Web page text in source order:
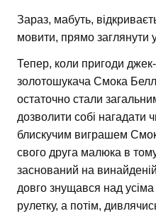
Зараз, мабуть,
мовити, прямо заглянути у
Тепер, коли пригоди
золотошукача Смока
остаточно стали
дозволити собі нагадати
блискучим виграшем
свого друга малюка в
заснований на
довго знущався над усіма
рулетку, а потім,